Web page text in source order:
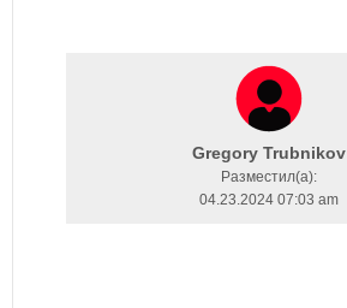
Gregory Trubnikov
Разместил(a):
04.23.2024 07:03 am